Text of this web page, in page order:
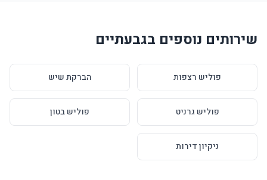
שירותים נוספים בגבעתיים
פוליש רצפות הברקת שיש
פוליש גרניט פוליש בטון
ניקיון דירות